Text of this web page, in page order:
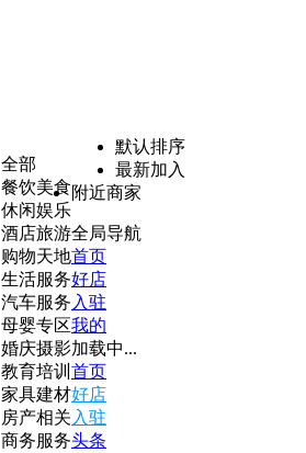
全部
餐饮美食
休闲娱乐
酒店旅游
购物天地
生活服务
汽车服务
母婴专区
婚庆摄影
教育培训
家具建材
房产相关
商务服务
默认排序
最新加入
附近商家
全局导航
首页
好店
入驻
我的
加载中...
首页
好店
入驻
头条